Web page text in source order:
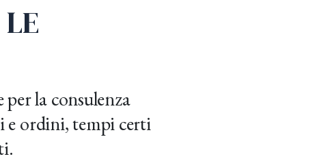
la consulenza
e ordini, tempi certi